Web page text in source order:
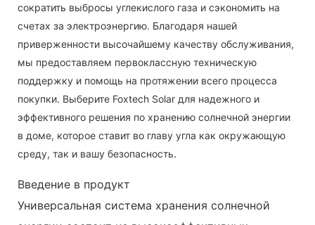
сократить выбросы углекислого газа и сэкономить на
счетах за электроэнергию. Благодаря нашей
приверженности высочайшему качеству обслуживания,
мы предоставляем первоклассную техническую
поддержку и помощь на протяжении всего процесса
покупки. Выберите Foxtech Solar для надежного и
эффективного решения по хранению солнечной энергии
в доме, которое ставит во главу угла как окружающую
среду, так и вашу безопасность.
Введение в продукт
Универсальная система хранения солнечной